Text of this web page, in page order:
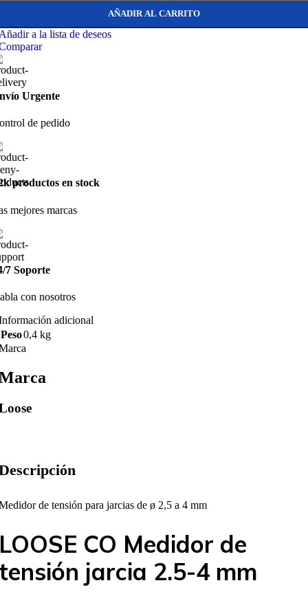
AÑADIR AL CARRITO
a la lista de deseos
Urgente
de pedido
productos en stock
mejores marcas
7 Soporte
con nosotros
adicional
Peso0,4 kg
de tensión para jarcias de ø 2,5 a 4 mm
CO Medidor de
jarcia 2.5-4 mm